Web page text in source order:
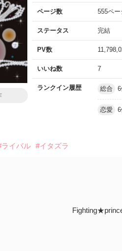
ページ数 555ペー
ステータス 完結
PV数
いいね数 7
ランクイン履歴 総合 6
恋愛 6
ライバル #イタズラ